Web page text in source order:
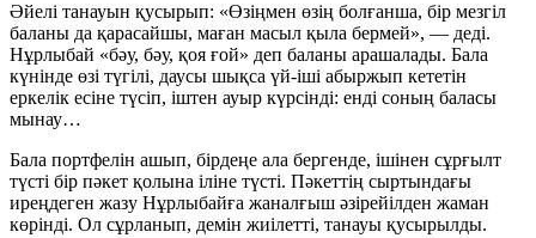
Әйелі танауын қусырып: «Өзіңмен өзің болғанша, бір мезгіл
баланы да қарасайшы, маған масыл қыла бермей», — деді.
Нұрлыбай «бәу, бәу, қоя ғой» деп баланы арашалады. Бала
күнінде өзі түгілі, даусы шықса үй-іші абыржып кететін
еркелік есіне түсіп, іштен ауыр күрсінді: енді соның баласы
мынау…
Бала портфелін ашып, бірдеңе ала бергенде, ішінен сұрғылт
түсті бір пәкет қолына іліне түсті. Пәкеттің сыртындағы
иреңдеген жазу Нұрлыбайға жаналғыш әзірейілден жаман
көрінді. Ол сұрланып, демін жиілетті, танауы қусырылды.